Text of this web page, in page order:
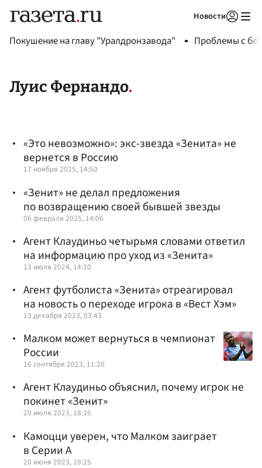
Новости
Покушение на главу "Уралдронзавода" Проблемы с
Луис Фернандо
«Это невозможно»: экс-звезда «Зенита» не
вернется в Россию
17 ноября 2025, 14:50
«Зенит» не делал предложения
по возвращению своей бывшей звезды
06 февраля 2025, 14:06
Агент Клаудиньо четырьмя словами ответил
на информацию про уход из «Зенита»
13 июля 2024, 14:10
Агент футболиста «Зенита» отреагировал
на новость о переходе игрока в «Вест Хэм»
13 декабря 2023, 03:43
Малком может вернуться в чемпионат
России
16 сентября 2023, 11:20
Агент Клаудиньо объяснил, почему игрок не
покинет «Зенит»
29 июля 2023, 18:16
Камоцци уверен, что Малком заиграет
в Серии А
20 июня 2023, 19:25